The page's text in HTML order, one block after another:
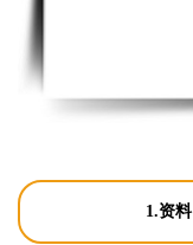
1.资料